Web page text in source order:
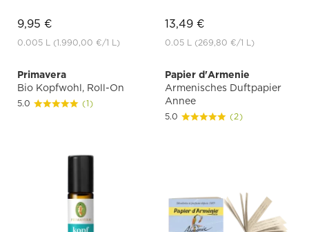
9,95 €
0.005 L (1.990,00 €/1 L)
13,49 €
0.05 L (269,80 €/1 L)
Primavera
Bio Kopfwohl, Roll-On
5.0 (1)
Papier d'Armenie
Armenisches Duftpapier
Annee
5.0 (2)